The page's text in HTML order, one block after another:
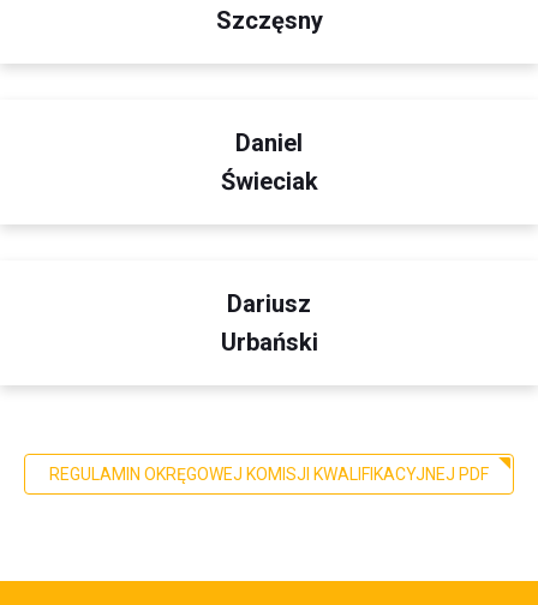
Szczęsny
Daniel
Świeciak
Dariusz
Urbański
REGULAMIN OKRĘGOWEJ KOMISJI KWALIFIKACYJNEJ PDF